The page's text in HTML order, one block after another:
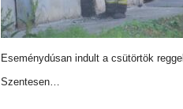
Eseménydúsan indult a csütörtök reggel
Szentesen…